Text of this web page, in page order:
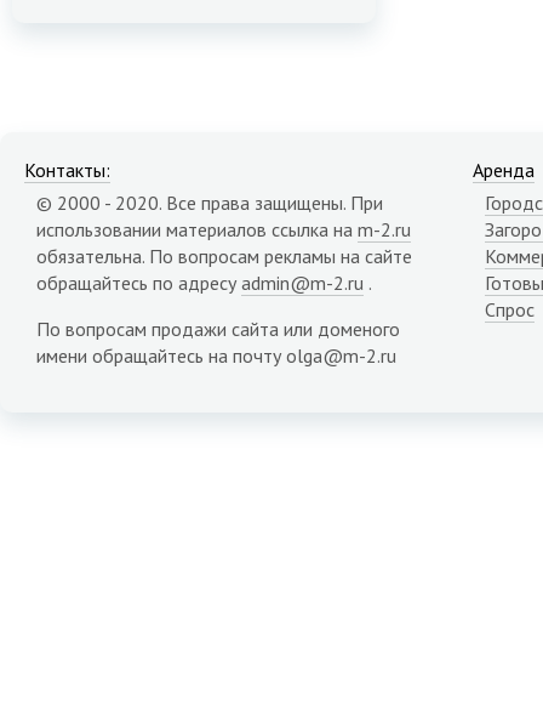
Контакты:
© 2000 - 2020. Все права защищены. При
использовании материалов ссылка на m-2.ru
обязательна. По вопросам рекламы на сайте
обращайтесь по адресу admin@m-2.ru .
По вопросам продажи сайта или доменого
имени обращайтесь на почту olga@m-2.ru
Аренда
Спрос